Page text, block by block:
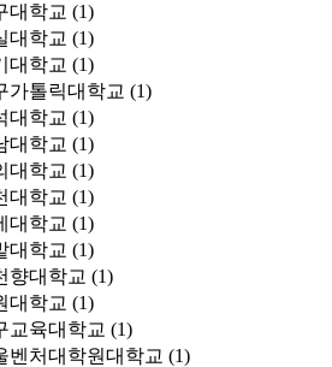
대학교 (1)
대학교 (1)
대학교 (1)
가톨릭대학교 (1)
대학교 (1)
대학교 (1)
대학교 (1)
대학교 (1)
대학교 (1)
대학교 (1)
향대학교 (1)
대학교 (1)
교육대학교 (1)
벤처대학원대학교 (1)